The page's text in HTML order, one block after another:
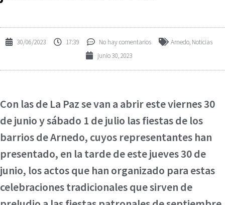
30/06/2023 17:39 No hay comentarios Arnedo, Noticias
junio 30, 2023
Con las de La Paz se van a abrir este viernes 30
de junio y sábado 1 de julio las fiestas de los
barrios de Arnedo, cuyos representantes han
presentado, en la tarde de este jueves 30 de
junio, los actos que han organizado para estas
celebraciones tradicionales que sirven de